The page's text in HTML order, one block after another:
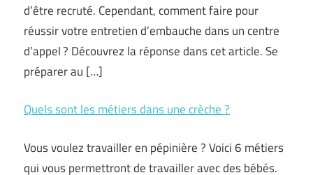
d’être recruté. Cependant, comment faire pour
réussir votre entretien d’embauche dans un centre
d’appel ? Découvrez la réponse dans cet article. Se
préparer au […]
Quels sont les métiers dans une crèche ?
Vous voulez travailler en pépinière ? Voici 6 métiers
qui vous permettront de travailler avec des bébés.